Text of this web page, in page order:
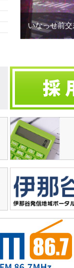
いなっせ前